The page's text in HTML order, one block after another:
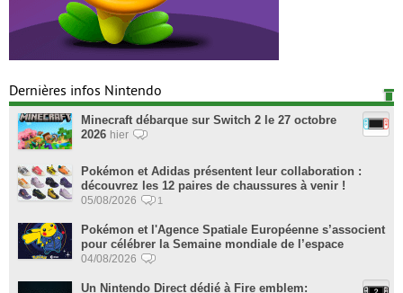
Dernières infos Nintendo
Minecraft débarque sur Switch 2 le 27 octobre
2026 hier
Pokémon et Adidas présentent leur collaboration :
découvrez les 12 paires de chaussures à venir !
05/08/2026 1
Pokémon et l'Agence Spatiale Européenne s’associent
pour célébrer la Semaine mondiale de l’espace
04/08/2026
Un Nintendo Direct dédié à Fire emblem: